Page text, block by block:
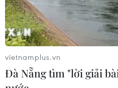
CƠ QUAN CHỦ QUẢN: THÔNG TẤN XÃ
vietnamplus.vn
Đà Nẵng tìm "lời giải